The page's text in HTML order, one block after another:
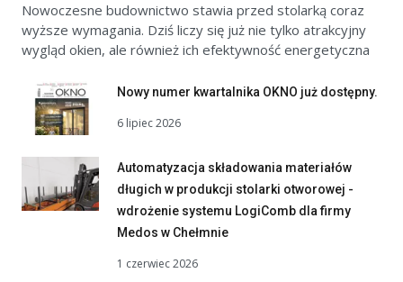
Nowoczesne budownictwo stawia przed stolarką coraz
wyższe wymagania. Dziś liczy się już nie tylko atrakcyjny
wygląd okien, ale również ich efektywność energetyczna
Nowy numer kwartalnika OKNO już dostępny.
6 lipiec 2026
Automatyzacja składowania materiałów
długich w produkcji stolarki otworowej -
wdrożenie systemu LogiComb dla firmy
Medos w Chełmnie
1 czerwiec 2026